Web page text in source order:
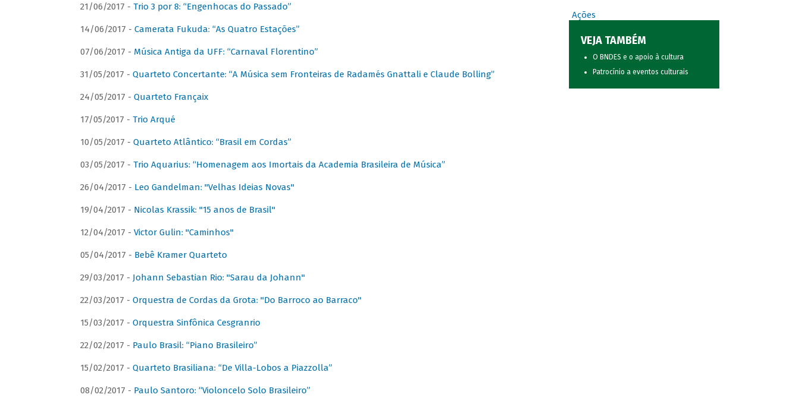
21/06/2017 - Trio 3 por 8: “Engenhocas do Passado”
14/06/2017 - Camerata Fukuda: “As Quatro Estações”
07/06/2017 - Música Antiga da UFF: “Carnaval Florentino”
31/05/2017 - Quarteto Concertante: “A Música sem Fronteiras de Radamés Gnattali e Claude Bolling”
24/05/2017 - Quarteto Françaix
17/05/2017 - Trio Arqué
10/05/2017 - Quarteto Atlântico: “Brasil em Cordas”
03/05/2017 - Trio Aquarius: “Homenagem aos Imortais da Academia Brasileira de Música”
26/04/2017 - Leo Gandelman: "Velhas Ideias Novas"
19/04/2017 - Nicolas Krassik: "15 anos de Brasil"
12/04/2017 - Victor Gulin: "Caminhos"
05/04/2017 - Bebê Kramer Quarteto
29/03/2017 - Johann Sebastian Rio: "Sarau da Johann"
22/03/2017 - Orquestra de Cordas da Grota: "Do Barroco ao Barraco"
15/03/2017 - Orquestra Sinfônica Cesgranrio
22/02/2017 - Paulo Brasil: “Piano Brasileiro”
15/02/2017 - Quarteto Brasiliana: “De Villa-Lobos a Piazzolla”
08/02/2017 - Paulo Santoro: “Violoncelo Solo Brasileiro”
Ações
VEJA TAMBÉM
O BNDES e o apoio à cultura
Patrocínio a eventos culturais